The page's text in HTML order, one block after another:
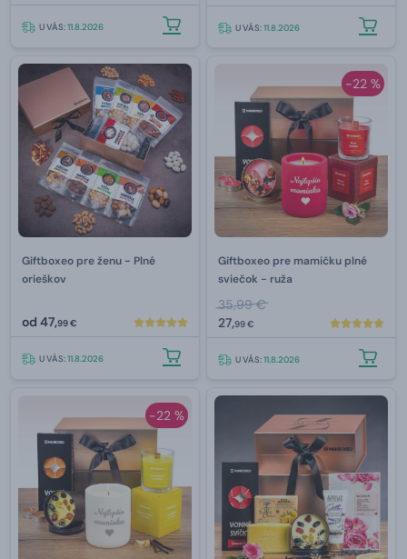
U VÁS:11.8.2026 U VÁS:11.8.2026
Giftboxeo pre ženu - Plné
orieškov
od 47,99 €
U VÁS:11.8.2026
-22 %
Giftboxeo pre mamičku plné
sviečok - ruža
35,99 €
27,99 €
U VÁS:11.8.2026
-22 %